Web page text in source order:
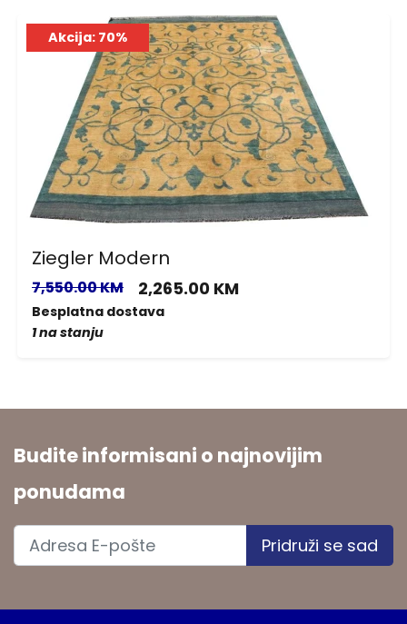
Akcija: 70%
Ziegler Modern
7,550.00 KM 2,265.00 KM
Besplatna dostava
1 na stanju
Budite informisani o najnovijim
ponudama
Pridruži se sad